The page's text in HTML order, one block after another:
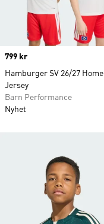
Price
799 kr
Hamburger SV 26/27 Home
Jersey
Barn Performance
Nyhet